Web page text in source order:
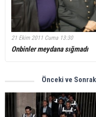
21 Ekim 2011 Cuma 13:30
Onbinler meydana sığmadı
Önceki ve